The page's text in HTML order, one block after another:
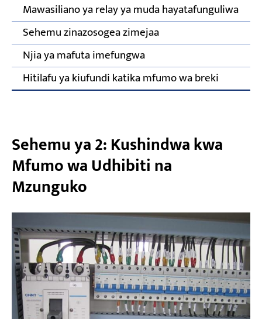
Mawasiliano ya relay ya muda hayatafunguliwa
Sehemu zinazosogea zimejaa
Njia ya mafuta imefungwa
Hitilafu ya kiufundi katika mfumo wa breki
Sehemu ya 2: Kushindwa kwa
Mfumo wa Udhibiti na
Mzunguko